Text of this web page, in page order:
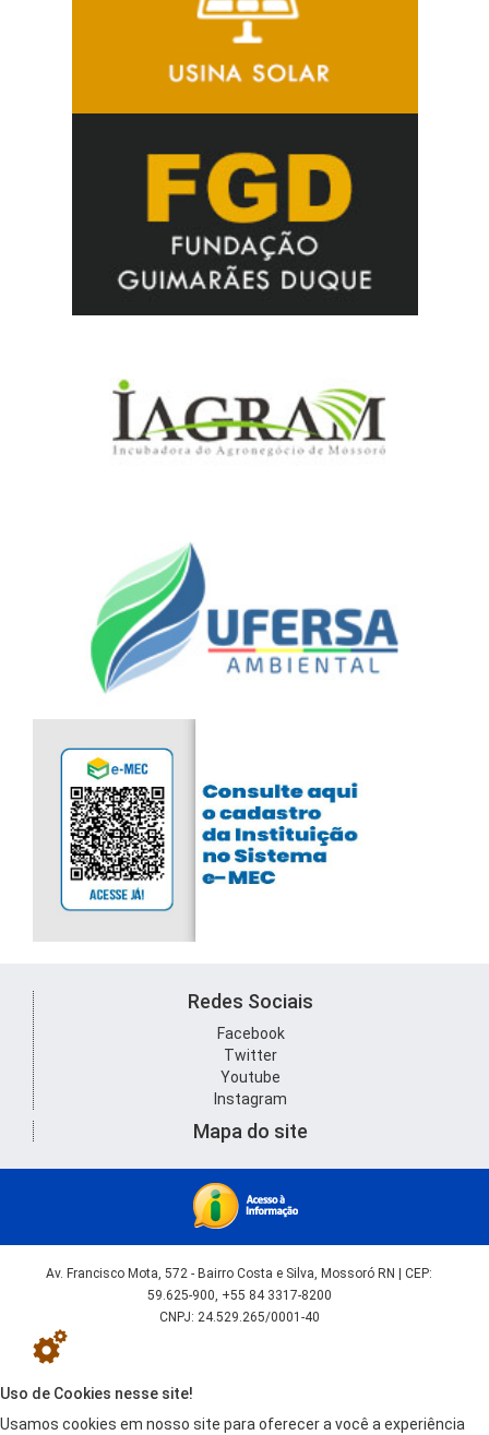
Redes Sociais
Facebook
Twitter
Youtube
Instagram
Mapa do site
Av. Francisco Mota, 572 - Bairro Costa e Silva, Mossoró RN | CEP:
59.625-900, +55 84 3317-8200
CNPJ: 24.529.265/0001-40
Uso de Cookies nesse site!
Usamos cookies em nosso site para oferecer a você a experiência